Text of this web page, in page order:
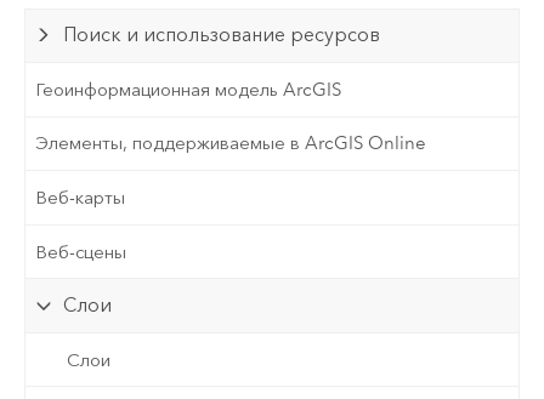
Поиск и использование ресурсов
Геоинформационная модель ArcGIS
Элементы, поддерживаемые в ArcGIS Online
Веб-карты
Веб-сцены
Слои
Слои